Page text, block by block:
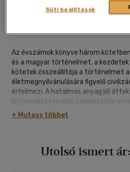
Az évszámok könyve három
és a magyar történelmet, a
kötetek összeállítója a történelmet
életmegnyilvánulására figyelő
értelmezi. A hatalmas anyag jól
legtermészetesebb szerkesztési
sorrendiséget érvényesíti mindenütt.
sokfélesége mellett az időrendiség
politikatörténeti események mellett
+ Mutass többet
Utolsó ismert ár:
Süti beállítások